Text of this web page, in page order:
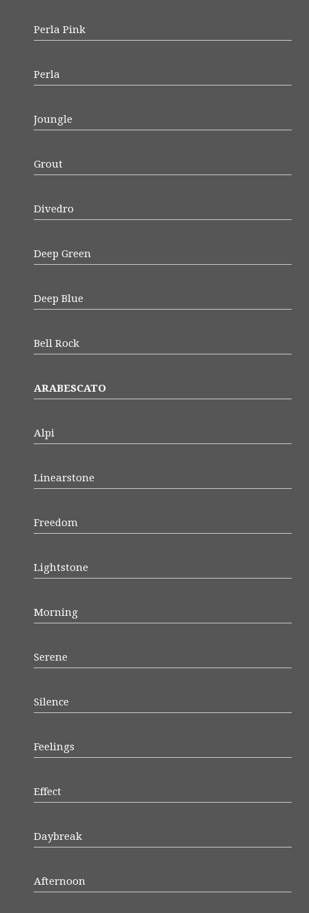
Perla Pink
Perla
Joungle
Grout
Divedro
Deep Green
Deep Blue
Bell Rock
ARABESCATO
Alpi
Linearstone
Freedom
Lightstone
Morning
Serene
Silence
Feelings
Effect
Daybreak
Afternoon